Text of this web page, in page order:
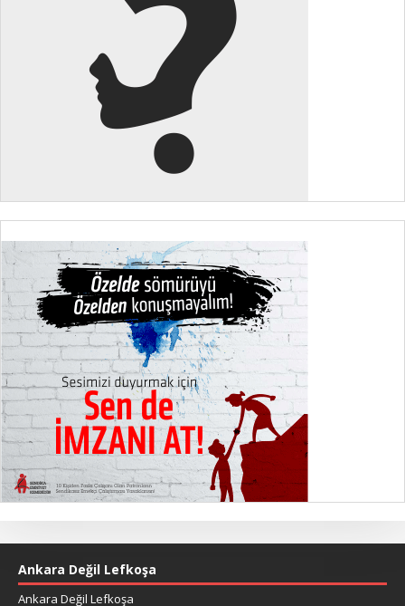
Ankara Değil Lefkoşa
Ankara Değil Lefkoşa